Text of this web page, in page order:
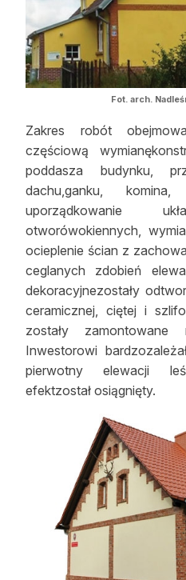
Fot. arch.
Zakres robót
częściową
poddasza budynku,
dachu,ganku,
uporządkowanie
otworówokiennych,
ocieplenie ścian z
ceglanych zdobień
dekoracyjnezostały
ceramicznej, ciętej i
zostały
Inwestorowi
pierwotny elewacji
efektzostał osiągnięty.